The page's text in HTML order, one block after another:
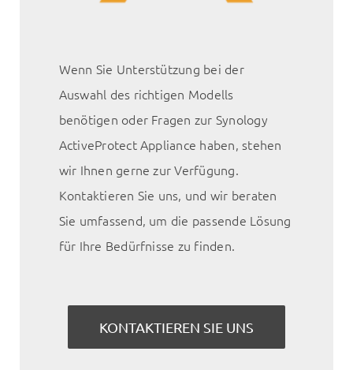
Wenn Sie Unterstützung bei der
Auswahl des richtigen Modells
benötigen oder Fragen zur Synology
ActiveProtect Appliance haben, stehen
wir Ihnen gerne zur Verfügung.
Kontaktieren Sie uns, und wir beraten
Sie umfassend, um die passende Lösung
für Ihre Bedürfnisse zu finden.
KONTAKTIEREN SIE UNS